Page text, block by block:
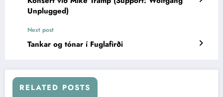
Unplugged)
Next post
Tankar og tónar í Fuglafirði
RELATED POSTS